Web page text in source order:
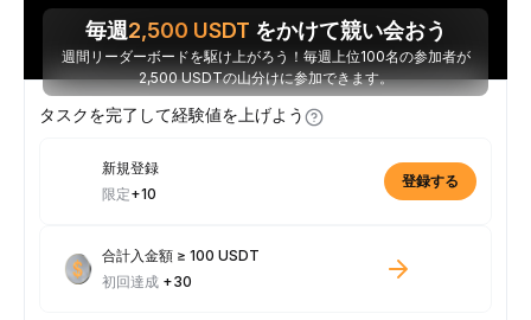
毎週2,500 USDT をかけて競い会おう
週間リーダーボードを駆け上がろう！毎週上位100名の参加者が
2,500 USDTの山分けに参加できます。
タスクを完了して経験値を上げよう
新規登録
限定+10
登録する
合計入金額 ≥ 100 USDT
初回達成 +30